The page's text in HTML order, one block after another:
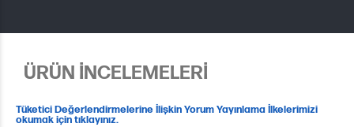
ÜRÜN İNCELEMELERİ
Tüketici Değerlendirmelerine İlişkin Yorum Yayınlama İlkelerimizi
okumak için tıklayınız.